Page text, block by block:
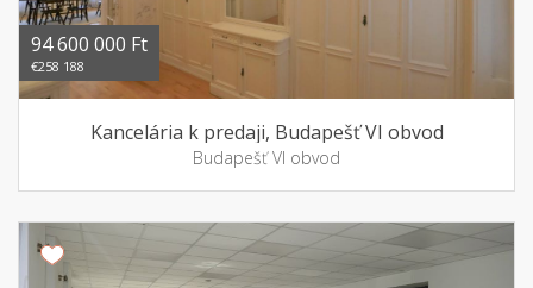
94 600 000 Ft
€258 188
Kancelária k predaji, Budapešť VI obvod
Budapešť VI obvod